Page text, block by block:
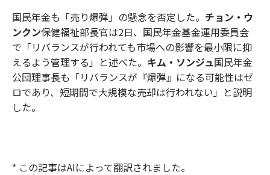
国民年金も「売り爆弾」の懸念を否定した。 チョン・ウ
ンクン保健福祉部長官は2日、国民年金基金運用委員会
で「リバランスが行われても市場への影響を最小限に抑
えるよう管理する」と述べた。 キム・ソンジュ国民年金
公団理事長も「リバランスが『爆弾』になる可能性はゼ
ロであり、短期間で大規模な売却は行われない」と説明
した。
* この記事はAIによって翻訳されました。